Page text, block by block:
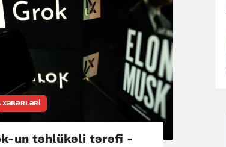
XƏBƏRLƏRI
un təhlükəli tərəfi -